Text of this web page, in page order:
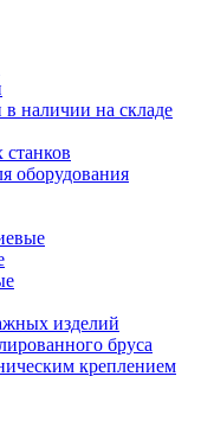
наличии на складе
станков
оборудования
изделий
бруса
креплением